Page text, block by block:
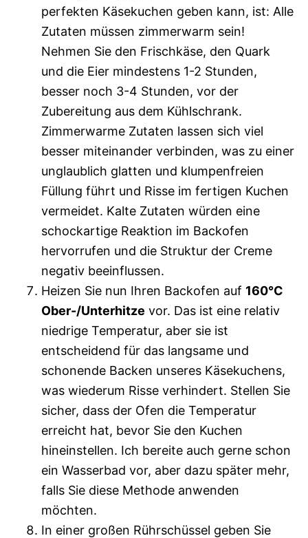
perfekten Käsekuchen geben kann, ist: Alle
Zutaten müssen zimmerwarm sein!
Nehmen Sie den Frischkäse, den Quark
und die Eier mindestens 1-2 Stunden,
besser noch 3-4 Stunden, vor der
Zubereitung aus dem Kühlschrank.
Zimmerwarme Zutaten lassen sich viel
besser miteinander verbinden, was zu einer
unglaublich glatten und klumpenfreien
Füllung führt und Risse im fertigen Kuchen
vermeidet. Kalte Zutaten würden eine
schockartige Reaktion im Backofen
hervorrufen und die Struktur der Creme
negativ beeinflussen.
Heizen Sie nun Ihren Backofen auf 160°C
Ober-/Unterhitze vor. Das ist eine relativ
niedrige Temperatur, aber sie ist
entscheidend für das langsame und
schonende Backen unseres Käsekuchens,
was wiederum Risse verhindert. Stellen Sie
sicher, dass der Ofen die Temperatur
erreicht hat, bevor Sie den Kuchen
hineinstellen. Ich bereite auch gerne schon
ein Wasserbad vor, aber dazu später mehr,
falls Sie diese Methode anwenden
möchten.
In einer großen Rührschüssel geben Sie